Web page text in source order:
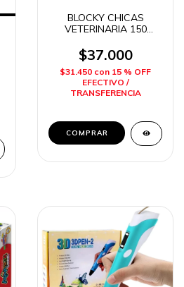
BLOCKY CHICAS
VETERINARIA 150
$37.000
$31.450 con 15 % OFF
EFECTIVO /
TRANSFERENCIA